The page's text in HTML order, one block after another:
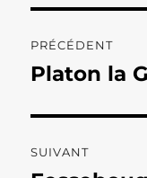
de
PRÉCÉDENT
Publication
Platon la
SUIVANT